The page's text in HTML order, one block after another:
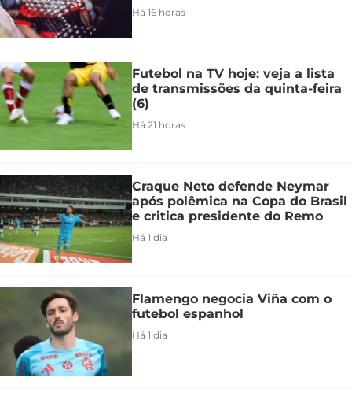
Há 16 horas
Futebol na TV hoje: veja a lista
de transmissões da quinta-feira
(6)
Há 21 horas
Craque Neto defende Neymar
após polêmica na Copa do Brasil
e critica presidente do Remo
Há 1 dia
Flamengo negocia Viña com o
futebol espanhol
Há 1 dia